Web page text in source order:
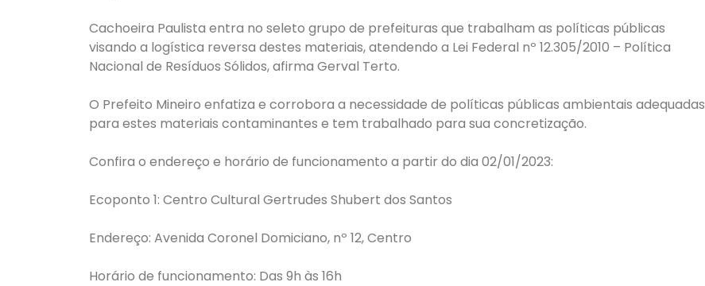
Cachoeira Paulista entra no seleto grupo de prefeituras que trabalham as políticas públicas
visando a logística reversa destes materiais, atendendo a Lei Federal nº 12.305/2010 – Política
Nacional de Resíduos Sólidos, afirma Gerval Terto.
O Prefeito Mineiro enfatiza e corrobora a necessidade de políticas públicas ambientais adequadas
para estes materiais contaminantes e tem trabalhado para sua concretização.
Confira o endereço e horário de funcionamento a partir do dia 02/01/2023:
Ecoponto 1: Centro Cultural Gertrudes Shubert dos Santos
Endereço: Avenida Coronel Domiciano, nº 12, Centro
Horário de funcionamento: Das 9h às 16h